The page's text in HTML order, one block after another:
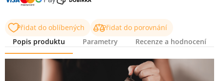
Přidat do oblíbených
Přidat do porovnání
Popis produktu
Parametry Recenze a hodnocení
Popis produktu